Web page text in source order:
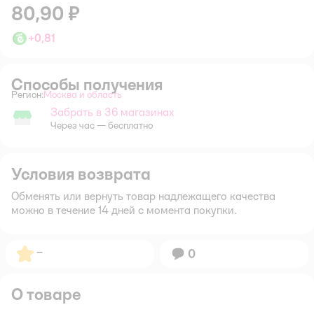
80,90 ₽
+0,81
Способы получения
Регион: Выбор адреса доставки.
Москва и область
Забрать в магазине
Забрать в 36 магазинах
Через час — бесплатно
Условия возврата
Обменять или вернуть товар надлежащего качества
можно в течение 14 дней с момента покупки.
Рейтинг:
– Вопросов:
0
О товаре